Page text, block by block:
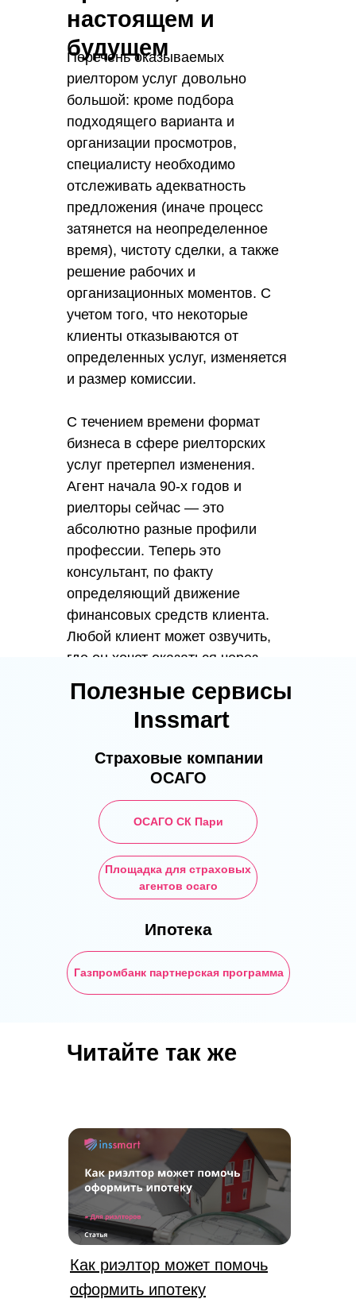
дополнительный заработок с
каждой продажи.
настоящем и
будущем
Перечень оказываемых
риелтором услуг довольно
большой: кроме подбора
подходящего варианта и
организации просмотров,
специалисту необходимо
отслеживать адекватность
предложения (иначе процесс
затянется на неопределенное
время), чистоту сделки, а также
решение рабочих и
организационных моментов. С
учетом того, что некоторые
клиенты отказываются от
определенных услуг, изменяется
и размер комиссии.
С течением времени формат
бизнеса в сфере риелторских
услуг претерпел изменения.
Агент начала 90-х годов и
риелторы сейчас — это
абсолютно разные профили
профессии. Теперь это
консультант, по факту
определяющий движение
финансовых средств клиента.
Любой клиент может озвучить,
где он хочет оказаться через
десяток лет, а хороший агент
должен сформировать такую
дорожную карту с точки зрения
кода и во что инвестировать.
Полезные сервисы
Inssmart
Страховые компании
ОСАГО
Ипотека
ОСАГО СК Пари
Площадка для страховых
агентов осаго
Газпромбанк партнерская программа
Читайте так же
Как риэлтор может помочь
оформить ипотеку